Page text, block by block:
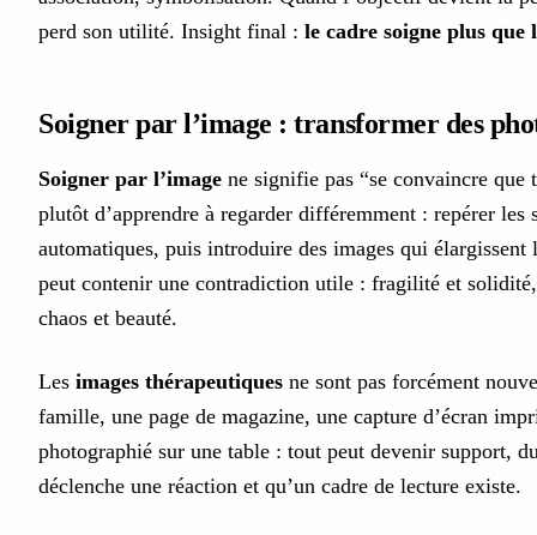
perd son utilité. Insight final : le cadre soigne plus que
Soigner par l’image : transformer des
Soigner par l’image ne signifie pas “se convaincre que
plutôt d’apprendre à regarder différemment : repérer les
automatiques, puis introduire des images qui élargissent
peut contenir une contradiction utile : fragilité et
chaos et beauté.
Les images thérapeutiques ne sont pas forcément
famille, une page de magazine, une capture d’écran
photographié sur une table : tout peut devenir support,
déclenche une réaction et qu’un cadre de lecture existe.